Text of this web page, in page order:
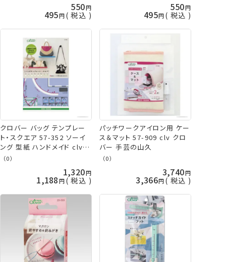
550
495 税込
550
495 税込
クロバー バッグ テンプレー
ト・スクエア 57-352 ソーイ
ング 型紙 ハンドメイド clv
手芸の山久
（0）
1,320
1,188 税込
パッチワークアイロン用 ケー
ス＆マット 57-909 clv クロ
バー 手芸の山久
（0）
3,740
3,366 税込